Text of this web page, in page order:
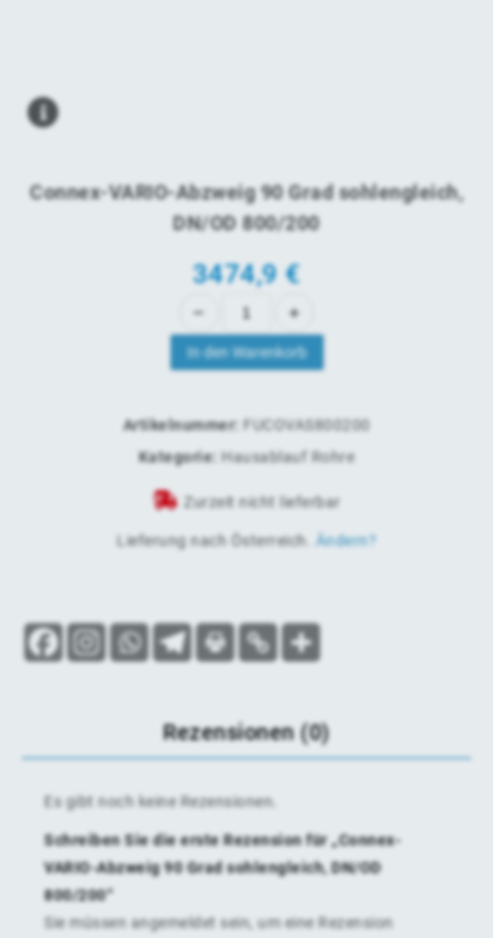
Connex-VARIO-Abzweig 90 Grad sohlengleich,
DN/OD 800/200
3474,9 €
In den Warenkorb
Artikelnummer: FUCOVAS800200
Kategorie: Hausablauf Rohre
Zurzeit nicht lieferbar
Lieferung nach Österreich Ändern?
Rezensionen (0)
Es gibt noch keine Rezensionen.
Schreiben Sie die erste Rezension für „Connex-
VARIO-Abzweig 90 Grad sohlengleich, DN/OD
800/200“
Sie müssen angemeldet sein, um eine Rezension